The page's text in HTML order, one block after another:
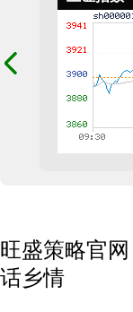
旺盛策略官
话乡情